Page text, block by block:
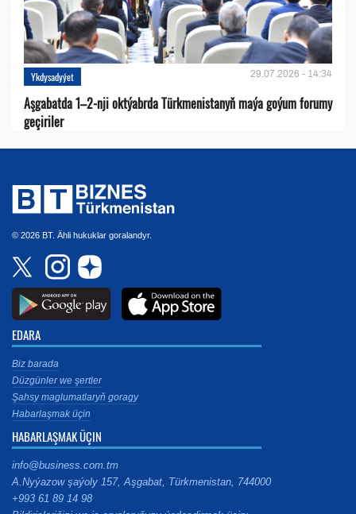
Ykdysadyýet 29.07.2026 - 14:34
Aşgabatda 1–2-nji oktýabrda Türkmenistanyň maýa goýum forumy
geçiriler
© 2026 BT. Ähli hukuklar goralandyr.
EDARA
Biz barada
Düzgünler we şertler
Şahsy maglumatlaryň goragy
Habarlaşmak üçin
HABARLAŞMAK ÜÇIN
info@business.com.tm
A.Nyýazow şaýoly 157, Aşgabat, Türkmenistan, 744000
+993 61 89 14 98